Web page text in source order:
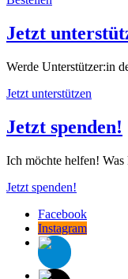
Jetzt
Werde Unterstützer:in
Jetzt unterstützen
Jetzt spenden!
Ich möchte helfen! Was
Jetzt spenden!
Facebook
Instagram